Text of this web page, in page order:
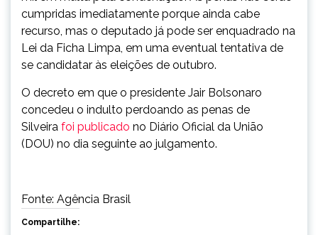
cumpridas imediatamente porque ainda cabe
recurso, mas o deputado já pode ser enquadrado na
Lei da Ficha Limpa, em uma eventual tentativa de
se candidatar às eleições de outubro.
O decreto em que o presidente Jair Bolsonaro
concedeu o indulto perdoando as penas de
Silveira foi publicado no Diário Oficial da União
(DOU) no dia seguinte ao julgamento.
Fonte: Agência Brasil
Compartilhe: